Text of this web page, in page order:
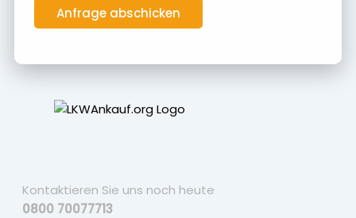
Kontaktieren Sie uns noch heute
0800 70077713